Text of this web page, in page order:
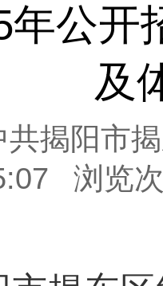
年公开
及
共揭阳市
浏览